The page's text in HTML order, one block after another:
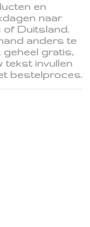
en
naar
of Duitsland.
anders te
geheel gratis,
tekst invullen
bestelproces.